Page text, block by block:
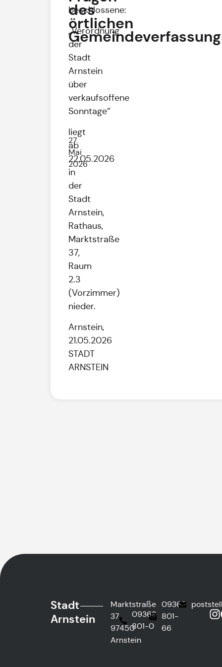
des
örtlichen
27.
Mai
2026
beschlossene:
„Verordnung
der
Stadt
Arnstein
über
verkaufsoffene
Sonntage“
liegt
ab
22.05.2026
in
der
Stadt
Arnstein,
Rathaus,
Marktstraße
37,
Raum
2.3
(Vorzimmer)
nieder.
Arnstein,
21.05.2026
STADT
ARNSTEIN
Stadt
Arnstein
Marktstraße
37
97450
Arnstein
09363
801-0
09363
801-
66